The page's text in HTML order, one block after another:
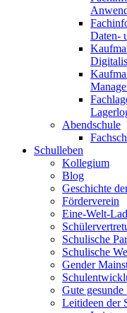
Daten-
Abendschule
Schulleben
Kollegium
Blog
Geschichte
Förderverein
Eine-Welt-
Schulische
Schulische
Gender
Gute gesunde
Leitideen der